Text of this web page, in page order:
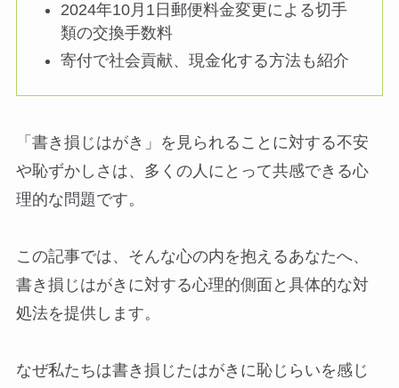
2024年10月1日郵便料金変更による切手
類の交換手数料
寄付で社会貢献、現金化する方法も紹介
「書き損じはがき」を見られることに対する不安
や恥ずかしさは、多くの人にとって共感できる心
理的な問題です。
この記事では、そんな心の内を抱えるあなたへ、
書き損じはがきに対する心理的側面と具体的な対
処法を提供します。
なぜ私たちは書き損じたはがきに恥じらいを感じ